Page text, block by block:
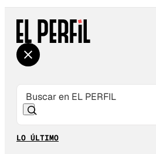
LO ÚLTIMO